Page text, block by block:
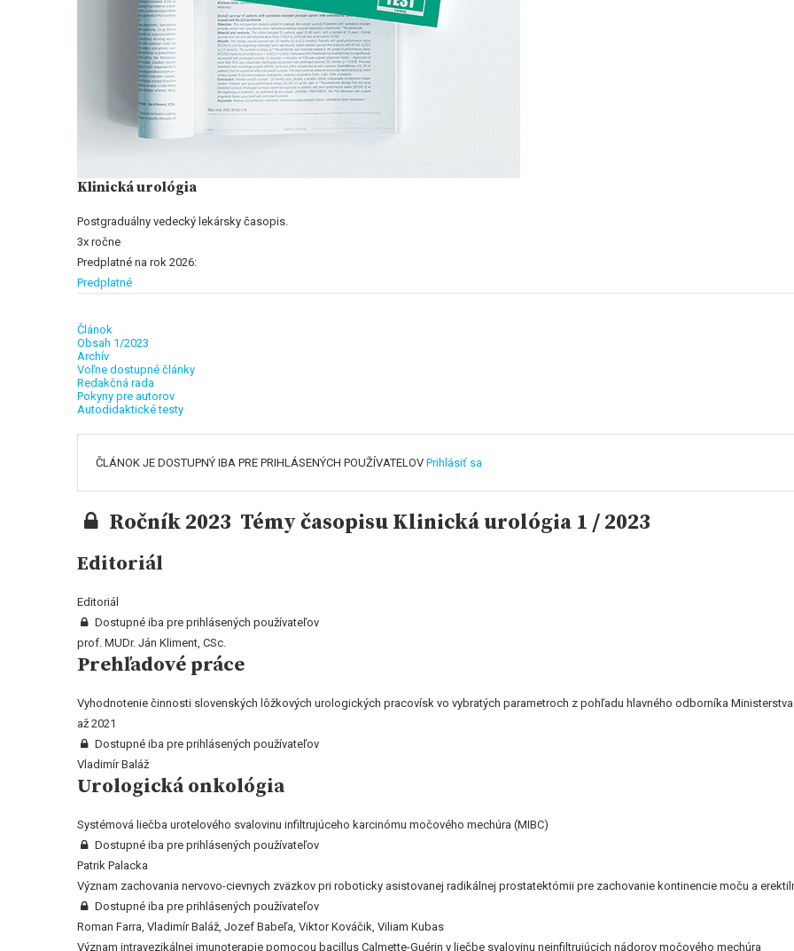
Klinická urológia
Postgraduálny vedecký lekársky časopis.
3x ročne
Predplatné na rok 2026:
Predplatné
Článok
Obsah 1/2023
Archív
Voľne dostupné články
Redakčná rada
Pokyny pre autorov
Autodidaktické testy
ČLÁNOK JE DOSTUPNÝ IBA PRE PRIHLÁSENÝCH POUŽÍVATELOV Prihlásiť sa
Ročník 2023 Témy časopisu Klinická urológia 1 / 2023
Editoriál
Editoriál
Dostupné iba pre prihlásených používateľov
prof. MUDr. Ján Kliment, CSc.
Prehľadové práce
Vyhodnotenie činnosti slovenských lôžkových urologických pracovísk vo vybratých parametroch z pohľadu hlavného odborníka
až 2021
Dostupné iba pre prihlásených používateľov
Vladimír Baláž
Urologická onkológia
Systémová liečba urotelového svalovinu infiltrujúceho karcinómu močového mechúra (MIBC)
Dostupné iba pre prihlásených používateľov
Patrik Palacka
Význam zachovania nervovo-cievnych zväzkov pri roboticky asistovanej radikálnej prostatektómii pre zachovanie kontinencie moču a
Dostupné iba pre prihlásených používateľov
Roman Farra, Vladimír Baláž, Jozef Babeľa, Viktor Kováčik, Viliam Kubas
Význam intravezikálnej imunoterapie pomocou bacillus Calmette-Guérin v liečbe svalovinu neinfiltrujúcich nádorov močového mechúra